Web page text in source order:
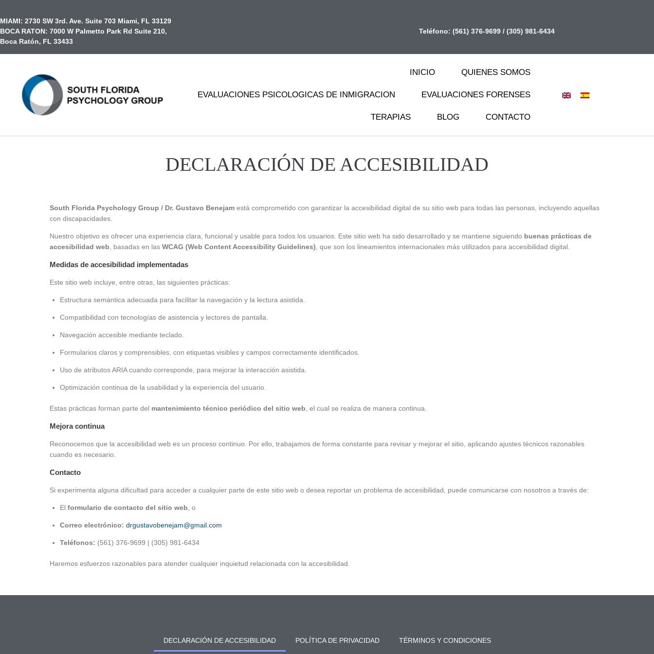
MIAMI: 2730 SW 3rd. Ave. Suite 703 Miami, FL 33129
BOCA RATON: 7000 W Palmetto Park Rd Suite 210,
Boca Ratón, FL 33433
Teléfono: (561) 376-9699 / (305) 981-6434
INICIO QUIENES SOMOS
EVALUACIONES PSICOLOGICAS DE INMIGRACION EVALUACIONES FORENSES
TERAPIAS BLOG CONTACTO
DECLARACIÓN DE ACCESIBILIDAD
South Florida Psychology Group / Dr. Gustavo Benejam está comprometido con garantizar la accesibilidad digital de su sitio web para todas las personas, incluyendo aquellas
con discapacidades.
Nuestro objetivo es ofrecer una experiencia clara, funcional y usable para todos los usuarios. Este sitio web ha sido desarrollado y se mantiene siguiendo buenas prácticas de
accesibilidad web , basadas en las WCAG (Web Content Accessibility Guidelines) , que son los lineamientos internacionales más utilizados para accesibilidad digital.
Medidas de accesibilidad implementadas
Este sitio web incluye, entre otras, las siguientes prácticas:
Estructura semántica adecuada para facilitar la navegación y la lectura asistida.
Compatibilidad con tecnologías de asistencia y lectores de pantalla.
Navegación accesible mediante teclado.
Formularios claros y comprensibles, con etiquetas visibles y campos correctamente identificados.
Uso de atributos ARIA cuando corresponde, para mejorar la interacción asistida.
Optimización continua de la usabilidad y la experiencia del usuario.
Estas prácticas forman parte del mantenimiento técnico periódico del sitio web , el cual se realiza de manera continua.
Mejora continua
Reconocemos que la accesibilidad web es un proceso continuo. Por ello, trabajamos de forma constante para revisar y mejorar el sitio, aplicando ajustes técnicos razonables
cuando es necesario.
Contacto
Si experimenta alguna dificultad para acceder a cualquier parte de este sitio web o desea reportar un problema de accesibilidad, puede comunicarse con nosotros a través de:
El formulario de contacto del sitio web , o
Correo electrónico: drgustavobenejam@gmail.com
Teléfonos: (561) 376-9699 | (305) 981-6434
Haremos esfuerzos razonables para atender cualquier inquietud relacionada con la accesibilidad.
DECLARACIÓN DE ACCESIBILIDAD POLÍTICA DE PRIVACIDAD TÉRMINOS Y CONDICIONES